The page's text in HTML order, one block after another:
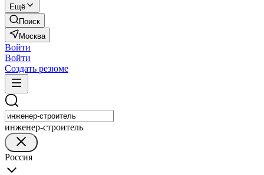
Ещё
Поиск
Москва
Войти
Войти
Создать резюме
инженер-строитель
Россия